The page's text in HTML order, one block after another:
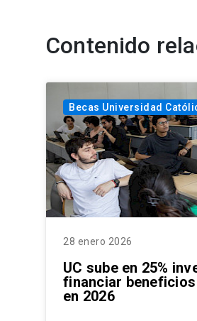
Contenido
Becas Universidad
28 enero 2026
UC sube en 25%
financiar
en 2026